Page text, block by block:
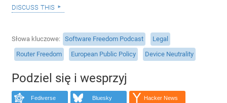
discuss this
Słowa kluczowe Software Freedom Podcast
Legal
Router Freedom
European Public Policy Device Neutrality
Podziel się i wesprzyj
Fediverse Bluesky Hacker News